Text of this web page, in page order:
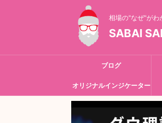
相場の"なぜ"がわ
SABAI
ブログ
オリジナルインジケーター